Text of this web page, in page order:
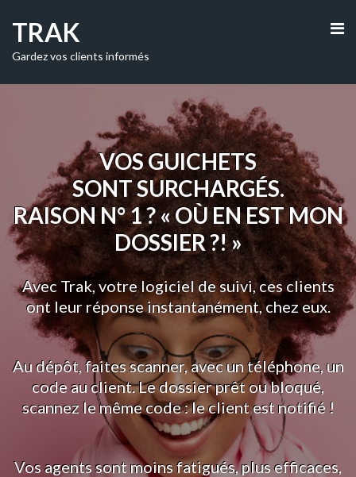
TRAK
Gardez vos clients informés
VOS GUICHETS
SONT SURCHARGÉS.
RAISON N° 1 ? « OÙ EN EST MON
DOSSIER ?! »
Avec Trak, votre logiciel de suivi, ces clients
ont leur réponse instantanément, chez eux.
Au dépôt, faites scanner, avec un téléphone, un
code au client. Le dossier prêt ou bloqué,
scannez le même code : le client est notifié !
Vos agents sont moins fatigués, plus efficaces,